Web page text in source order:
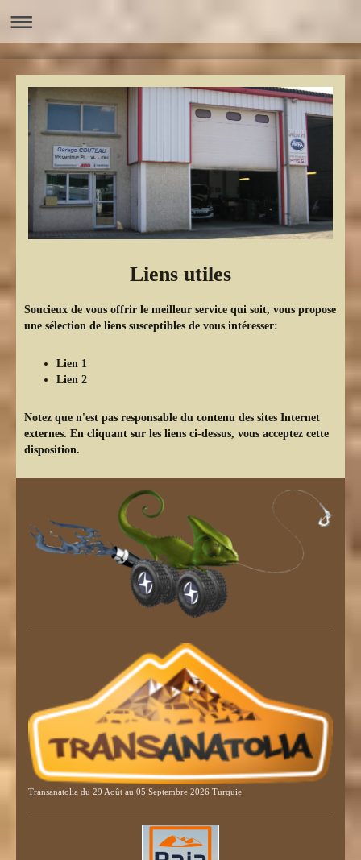
Liens utiles
Soucieux de vous offrir le meilleur service qui soit, vous propose
une sélection de liens susceptibles de vous intéresser:
Lien 1
Lien 2
Notez que n'est pas responsable du contenu des sites Internet
externes. En cliquant sur les liens ci-dessus, vous acceptez cette
disposition.
Transanatolia du 29 Août au 05 Septembre 2026 Turquie